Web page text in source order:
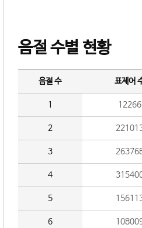
음절 수별 현황
음절 수 표제어
1 12266
2
3
4
5
6